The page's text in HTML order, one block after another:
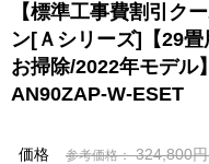
【標準工事費割引ク
ン[Ａシリーズ]【29
お掃除/2022年モデ
AN90ZAP-W-ESET
価格 参考価格： 324,800